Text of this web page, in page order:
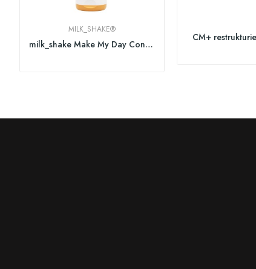
MILK_SHAKE®
milk_shake Make My Day Conditioner 250ml
CM+